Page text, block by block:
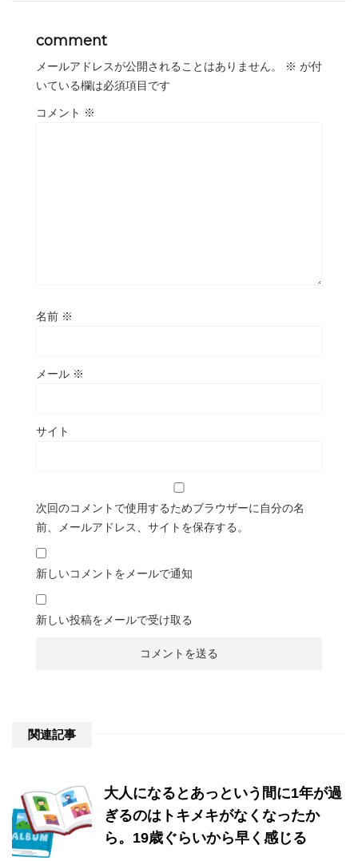
comment
メールアドレスが公開されることはありません。 ※ が付
いている欄は必須項目です
コメント ※
名前 ※
メール ※
サイト
次回のコメントで使用するためブラウザーに自分の名
前、メールアドレス、サイトを保存する。
新しいコメントをメールで通知
新しい投稿をメールで受け取る
関連記事
大人になるとあっという間に1年が過
ぎるのはトキメキがなくなったか
ら。19歳ぐらいから早く感じる